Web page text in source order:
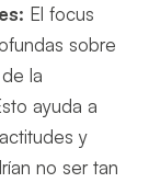
El focus
sobre
la
ayuda a
y
no ser tan